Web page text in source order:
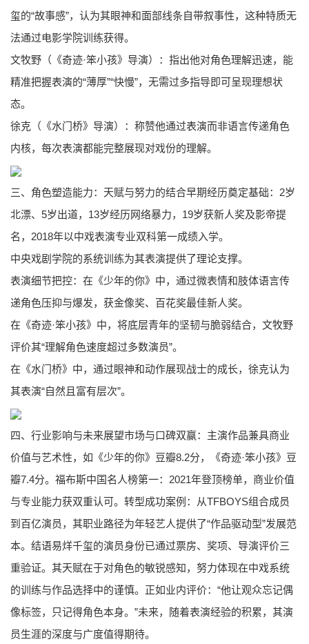
玺的“故事感”，认为其眼神和面部线条自带叙事性，这种特质无
法通过电影学院训练获得。
文牧野（《奇迹·笨小孩》导演）：指出他对角色理解迅速，能
精准把握表演的“薄厚”“快慢”，无需过多指导即可呈现理想状
态。
徐克（《水门桥》导演）：称赞他通过表演而非语言传递角色
内核，每次表演都能完整展现对戏份的理解。
三、角色塑造能力：天赋与努力的结合早期经历奠定基础：2岁
北漂、5岁出道，13岁经历网络暴力，19岁获新人奖及影帝提
名，2018年以中戏表演专业双科第一成绩入学。
中央戏剧学院的系统训练为其表演提供了理论支撑。
表演细节把控：在《少年的你》中，通过微表情和肢体语言传
递角色压抑与爆发，获金像奖、百花奖最佳新人奖。
在《奇迹·笨小孩》中，将底层青年的坚韧与脆弱结合，文牧野
评价其“理解角色速度超过多数演员”。
在《水门桥》中，通过眼神和动作展现战士的成长，徐克认为
其表演“自然且富有层次”。
四、行业影响与未来展望市场与口碑双赢：主演作品兼具商业
价值与艺术性，如《少年的你》豆瓣8.2分，《奇迹·笨小孩》豆
瓣7.4分。福布斯中国名人榜第一：2021年登顶榜单，商业价值
与专业能力获双重认可。转型成功案例：从TFBOYS组合成员
到百亿演员，其职业路径为年轻艺人提供了“作品驱动型”发展范
本。结语易烊千玺的演员身份已通过票房、奖项、导演评价三
重验证。其天赋在于对角色的敏锐感知，努力体现在中戏系统
的训练与作品选择中的谨慎。正如业内评价：“他让观众忘记偶
像标签，只记得角色本身。”未来，随着表演经验的积累，其演
员生涯的深度与广度值得期待。